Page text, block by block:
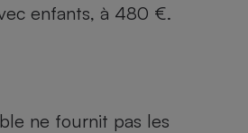
enfants, à 480 €.
ne fournit pas les